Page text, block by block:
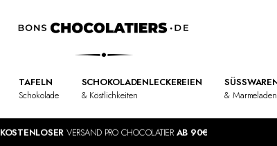
TAFELN
Schokolade
SCHOKOLADENLECKEREIEN
& Köstlichkeiten
SÜSSWAREN
& Marmeladen
KOSTENLOSER VERSAND PRO CHOCOLATIER AB 90€